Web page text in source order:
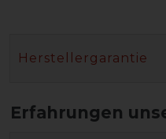
Herstellergarantie